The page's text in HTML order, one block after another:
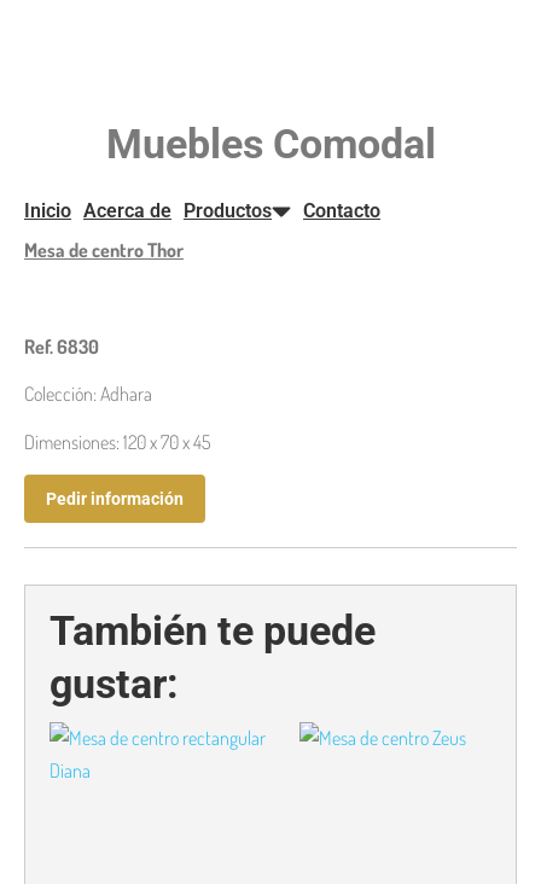
Muebles Comodal
Inicio Acerca de Productos Contacto
Mesa de centro Thor
Ref. 6830
Colección: Adhara
Dimensiones: 120 x 70 x 45
Pedir información
También te puede
gustar: